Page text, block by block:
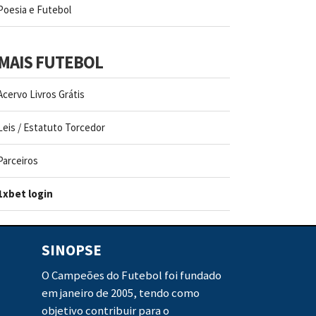
e Futebol
FUTEBOL
Livros Grátis
/ Estatuto Torcedor
login
SINOPSE
O Campeões do Futebol foi fundado
em janeiro de 2005, tendo como
objetivo contribuir para o